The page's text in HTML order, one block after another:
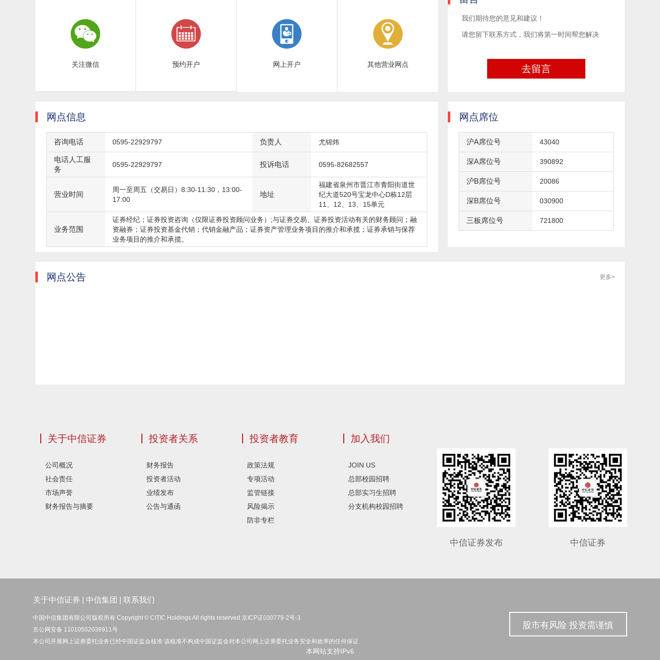
关注微信 预约开户 网上开户 其他营业网点
我们期待您的意见和建议！
请您留下联系方式，我们将第一时间帮您解决
去留言
网点信息
咨询电话 0595-22929797 负责人 尤锦炜
电话人工服
务
0595-22929797 投诉电话 0595-82682557
营业时间
周一至周五（交易日）8:30-11:30，13:00-
17:00
地址
福建省泉州市晋江市青阳街道世
纪大道520号宝龙中心D栋12层
11、12、13、15单元
业务范围
证券经纪；证券投资咨询（仅限证券投资顾问业务）;与证券交易、证券投资活动有关的财务顾问；融
资融券；证券投资基金代销；代销金融产品；证券资产管理业务项目的推介和承揽；证券承销与保荐
业务项目的推介和承揽。
网点席位
沪A席位号 43040
深A席位号 390892
沪B席位号 20086
深B席位号 030900
三板席位号 721800
更多>
网点公告
中信证券发布 中信证券
关于中信证券
公司概况
社会责任
市场声誉
财务报告与摘要
投资者关系
财务报告
投资者活动
业绩发布
公告与通函
投资者教育
政策法规
专项活动
监管链接
风险揭示
防非专栏
加入我们
JOIN US
总部校园招聘
总部实习生招聘
分支机构校园招聘
关于中信证券 中信集团 |联系我们
中国中信集团有限公司版权所有 Copyright © CITIC Holdings All rights reserved 京ICP证030779-2号-3
京公网安备 11010502038911号
本公司开展网上证券委托业务已经中国证监会核准 该核准不构成中国证监会对本公司网上证券委托业务安全和效率的任何保证
股市有风险 投资需谨慎
本网站支持IPv6